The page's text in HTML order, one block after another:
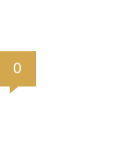
0